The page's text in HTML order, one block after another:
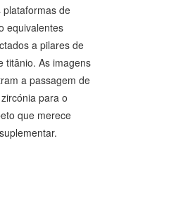
de
equivalentes
a pilares de
titânio. As imagens
a passagem de
para o
que merece